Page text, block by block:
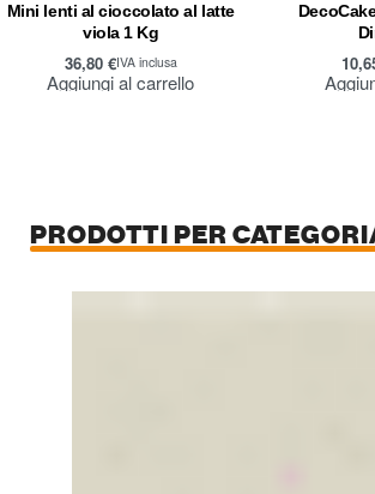
Mini lenti al cioccolato al latte
viola 1 Kg
36,80 €IVA inclusa
Aggiungi al carrello
PRODOTTI PER